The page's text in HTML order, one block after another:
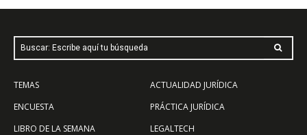
Buscar: Escribe aquí tu búsqueda
TEMAS
ENCUESTA
LIBRO DE LA SEMANA
ACTUALIDAD JURÍDICA
PRÁCTICA JURÍDICA
LEGALTECH